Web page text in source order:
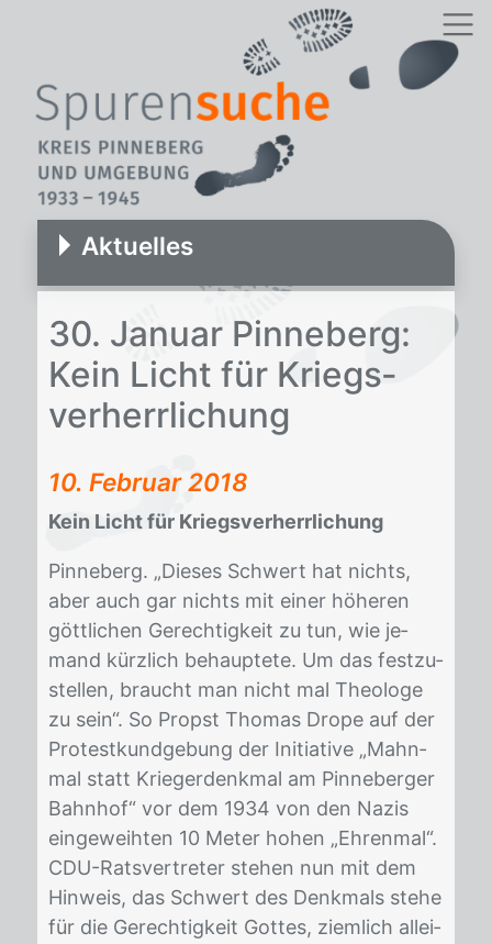
Aktuelles
30. Ja­nu­ar Pin­ne­berg:
Kein Licht für Kriegs­
ver­herr­li­chung
10. Februar 2018
Kein Licht für Kriegsverherrlichung
Pin­ne­berg. „Die­ses Schwert hat nichts,
aber auch gar nichts mit ei­ner hö­he­ren
gött­li­chen Ge­rech­tig­keit zu tun, wie je­
mand kürz­lich be­haup­te­te. Um das fest­zu­
stel­len, braucht man nicht mal Theo­lo­ge
zu sein“. So Propst Tho­mas Dro­pe auf der
Pro­test­kund­ge­bung der In­itia­ti­ve „Mahn­
mal statt Krie­ger­denk­mal am Pin­ne­ber­ger
Bahn­hof“ vor dem 1934 von den Na­zis
ein­ge­weih­ten 10 Me­ter ho­hen „Eh­ren­mal“.
CDU-Rats­ver­tre­ter ste­hen nun mit dem
Hin­weis, das Schwert des Denk­mals ste­he
für die Ge­rech­tig­keit Got­tes, ziem­lich al­lei­